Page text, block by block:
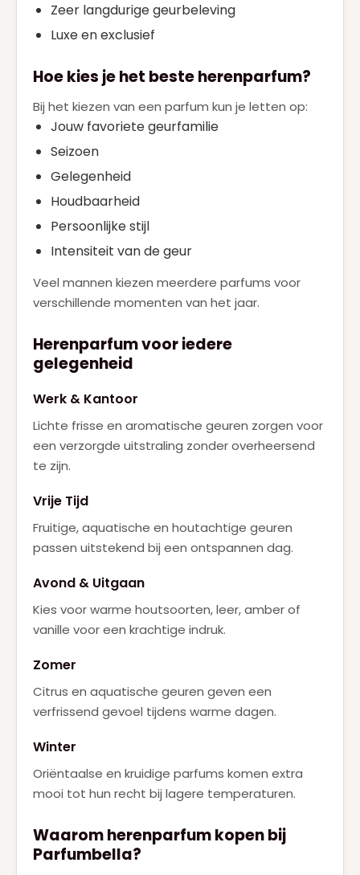
Zeer langdurige geurbeleving
Luxe en exclusief
Hoe kies je het beste herenparfum?
Bij het kiezen van een parfum kun je letten op:
Jouw favoriete geurfamilie
Seizoen
Gelegenheid
Houdbaarheid
Persoonlijke stijl
Intensiteit van de geur
Veel mannen kiezen meerdere parfums voor
verschillende momenten van het jaar.
Herenparfum voor iedere
gelegenheid
Werk & Kantoor
Lichte frisse en aromatische geuren zorgen voor
een verzorgde uitstraling zonder overheersend
te zijn.
Vrije Tijd
Fruitige, aquatische en houtachtige geuren
passen uitstekend bij een ontspannen dag.
Avond & Uitgaan
Kies voor warme houtsoorten, leer, amber of
vanille voor een krachtige indruk.
Zomer
Citrus en aquatische geuren geven een
verfrissend gevoel tijdens warme dagen.
Winter
Oriëntaalse en kruidige parfums komen extra
mooi tot hun recht bij lagere temperaturen.
Waarom herenparfum kopen bij
Parfumbella?